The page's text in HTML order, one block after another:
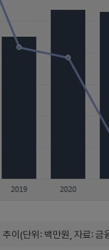
이(단위: 백만원, 자료: 금